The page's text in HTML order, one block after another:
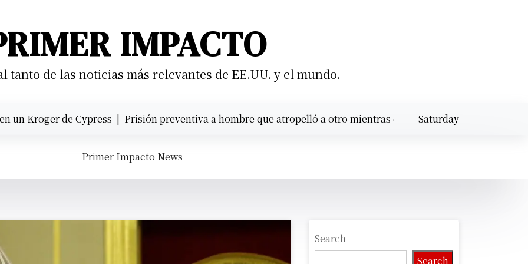
IMPACTO
tanto de las noticias más relevantes de EE.UU. y el mundo.
de Cypress |Prisión preventiva a hombre que atropelló a otro mientras calibraba un motor en Santiago |
Saturday
Primer Impacto News
Search
Search